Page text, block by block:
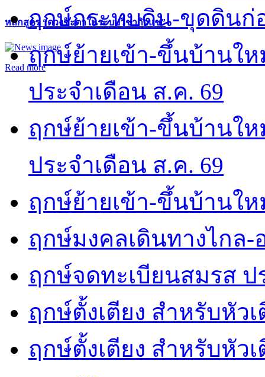
หลักสูตร “ดวงชะตาในระบบวิชากิวแช”
Read more
ฤกษ์กระทบดิน-ขุดดินก่
ฤกษ์ย้ายเข้า-ขึ้นบ้านใ
ประจำเดือน ส.ค. 69
ฤกษ์ย้ายเข้า-ขึ้นบ้านใ
ประจำเดือน ส.ค. 69
ฤกษ์ย้ายเข้า-ขึ้นบ้านให
ฤกษ์มงคลเดินทางไกล-
ฤกษ์จดทะเบียนสมรส ป
ฤกษ์ตั้งเตียง สำหรับหัว
ฤกษ์ตั้งเตียง สำหรับหัว